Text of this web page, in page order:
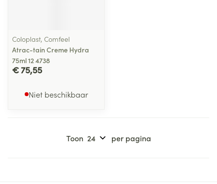
Coloplast, Comfeel
Atrac-tain Creme Hydra
75ml 12 4738
€ 75,55
Niet beschikbaar
Toon per pagina